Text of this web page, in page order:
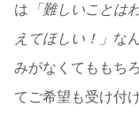
は 「難しいことは
えてほしい！」 な
みがなくてももち
てご希望も受け付